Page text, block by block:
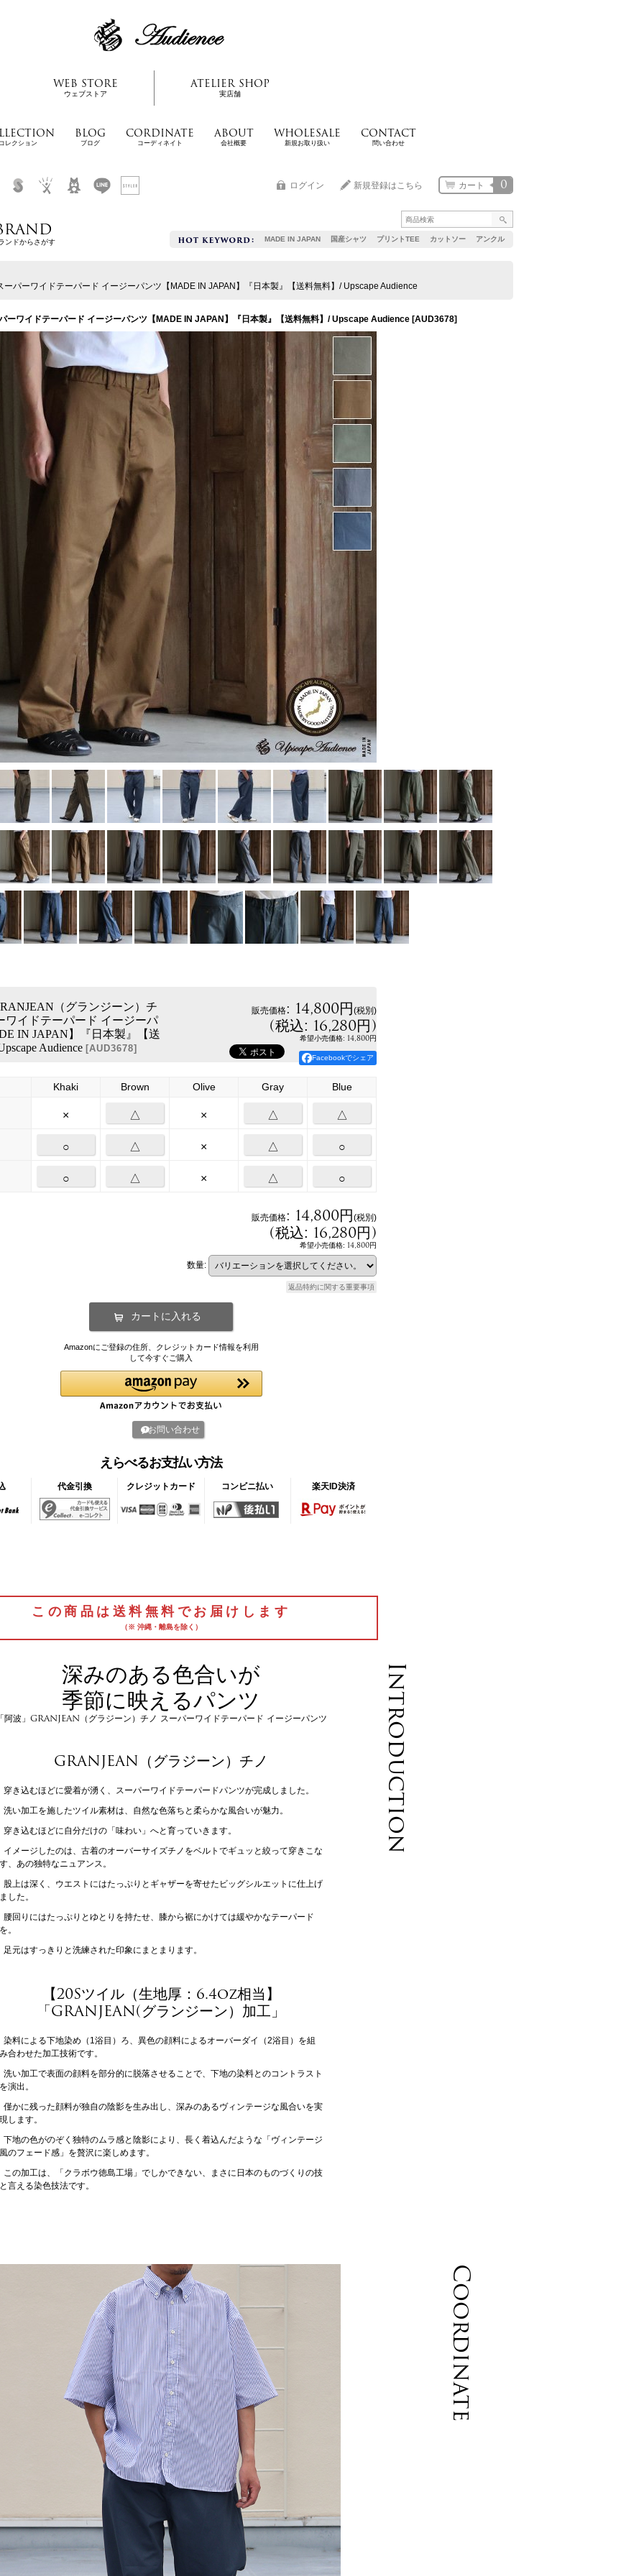
WEB STORE
ウェブストア
ATELIER SHOP
実店舗
レクション
BLOG
ブログ
CORDINATE
コーディネイト
ABOUT
会社概要
WHOLESALE
新規お取り扱い
CONTACT
問い合わせ
MADE IN JAPAN 国産シャツ プリントTEE カットソー アンクル
0
カート
ログイン 新規登録はこちら
ンドからさがす
パーワイドテーパード イージーパンツ【MADE IN JAPAN】『日本製』【送料無料】/ Upscape Audience
ーワイドテーパード イージーパンツ【MADE IN JAPAN】『日本製』【送料無料】/ Upscape Audience [AUD3678]
（グランジーン）チ
ワイドテーパード イージーパ
IN JAPAN】『日本製』【送
Audience [AUD3678]
販売価格: 14,800円(税別)
(税込: 16,280円)
希望小売価格: 14,800円
Facebookでシェア
Khaki Brown Olive Gray Blue
× △ × △ △
○ △ × △ ○
○ △ × △ ○
販売価格: 14,800円(税別)
(税込: 16,280円)
希望小売価格: 14,800円
数量:
返品特約に関する重要事項
Amazonにご登録の住所、クレジットカード情報を利用
して今すぐご購入
お問い合わせ
えらべるお支払い方法
代金引換 クレジットカード コンビニ払い 楽天ID決済
この商品は送料無料でお届けします
（※ 沖縄・離島を除く）
Introduction
深みのある色合いが
季節に映えるパンツ
阿波」GRANJEAN（グラジーン）チノ スーパーワイドテーパード イージーパンツ
GRANJEAN（グラジーン）チノ
穿き込むほどに愛着が湧く、スーパーワイドテーパードパンツが完成しました。
洗い加工を施したツイル素材は、自然な色落ちと柔らかな風合いが魅力。
穿き込むほどに自分だけの「味わい」へと育っていきます。
イメージしたのは、古着のオーバーサイズチノをベルトでギュッと絞って穿きこな
す、あの独特なニュアンス。
股上は深く、ウエストにはたっぷりとギャザーを寄せたビッグシルエットに仕上げ
ました。
腰回りにはたっぷりとゆとりを持たせ、膝から裾にかけては緩やかなテーパード
を。
足元はすっきりと洗練された印象にまとまります。
【20Sツイル（生地厚：6.4oz相当】
「GRANJEAN(グランジーン）加工」
染料による下地染め（1浴目）ろ、異色の顔料によるオーバーダイ（2浴目）を組
み合わせた加工技術です。
洗い加工で表面の顔料を部分的に脱落させることで、下地の染料とのコントラスト
を演出。
僅かに残った顔料が独自の陰影を生み出し、深みのあるヴィンテージな風合いを実
現します。
下地の色がのぞく独特のムラ感と陰影により、長く着込んだような「ヴィンテージ
風のフェード感」を贅沢に楽しめます。
この加工は、「クラボウ徳島工場」でしかできない、まさに日本のものづくりの技
と言える染色技法です。
Coordinate